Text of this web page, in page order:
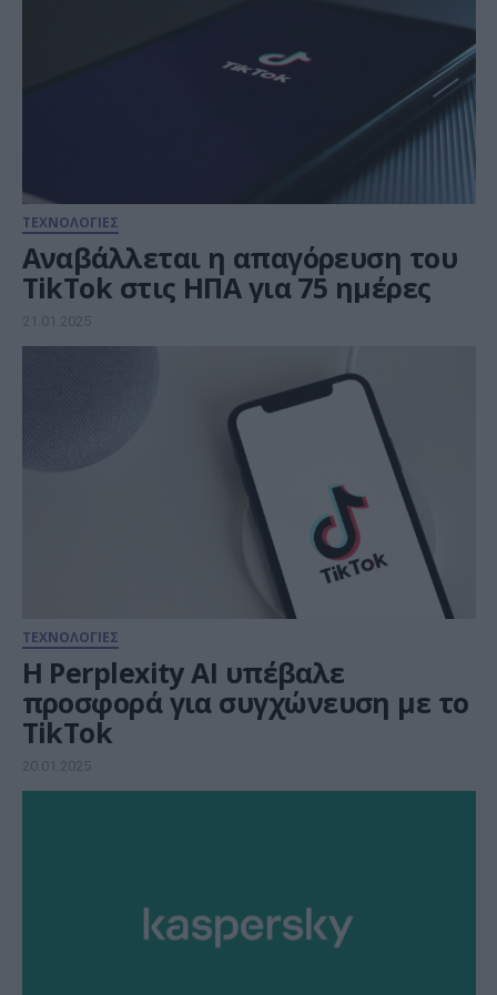
ΤΕΧΝΟΛΟΓΙΕΣ
Αναβάλλεται η απαγόρευση του
TikTok στις ΗΠΑ για 75 ημέρες
21.01.2025
ΤΕΧΝΟΛΟΓΙΕΣ
H Perplexity ΑΙ υπέβαλε
προσφορά για συγχώνευση με το
TikTok
20.01.2025